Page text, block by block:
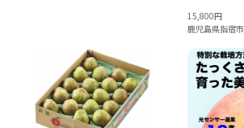
15,800円
鹿児島県指宿市